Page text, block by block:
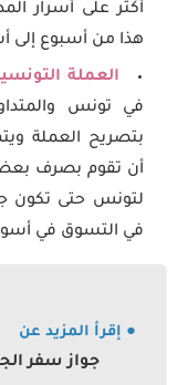
أكثر على أسرار
هذا من أسبوع إلى
العملة
في تونس
بتصريح العملة
أن تقوم بصرف بعض
لتونس حتى تكون
في التسوق في
● إقرأ المزيد عن
جواز سفر